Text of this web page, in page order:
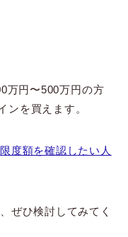
万円〜500万円の方
ンを買えます。
限度額を確認したい人
ぜひ検討してみてく